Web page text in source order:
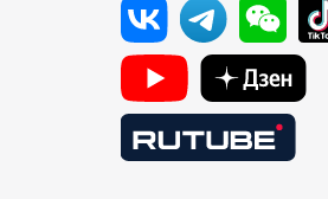
ET33 d72,6 HB задние